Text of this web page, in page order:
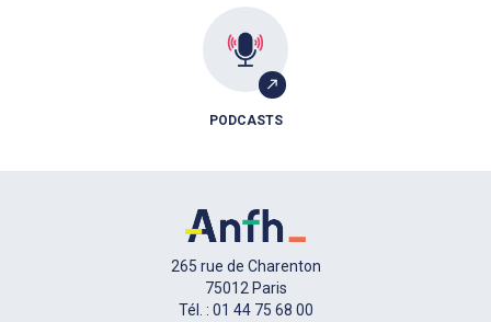
PODCASTS
265 rue de Charenton
75012 Paris
Tél. : 01 44 75 68 00